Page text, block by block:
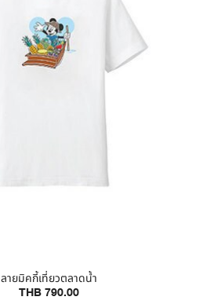
ลายมิคกี้เที่ยวตลาดน้ำ
THB 790.00